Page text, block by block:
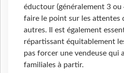
éductour (généralement 3 ou
faire le point sur les attentes
autres. Il est également
répartissant équitablement
pas forcer une vendeuse qui
familiales à partir.